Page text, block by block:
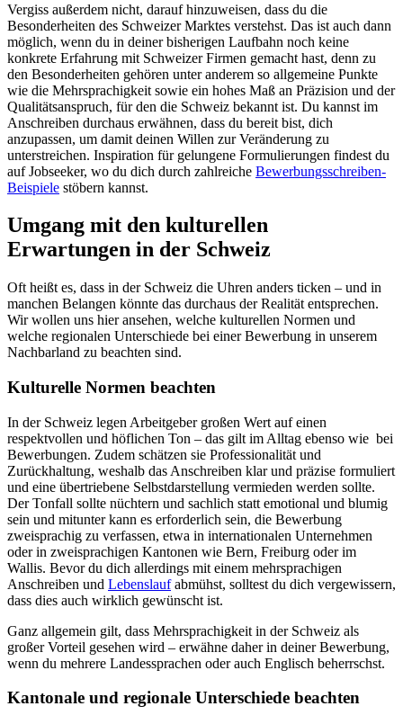
Vergiss außerdem nicht, darauf hinzuweisen, dass du die
Besonderheiten des Schweizer Marktes verstehst. Das ist auch dann
möglich, wenn du in deiner bisherigen Laufbahn noch keine
konkrete Erfahrung mit Schweizer Firmen gemacht hast, denn zu
den Besonderheiten gehören unter anderem so allgemeine Punkte
wie die Mehrsprachigkeit sowie ein hohes Maß an Präzision und der
Qualitätsanspruch, für den die Schweiz bekannt ist. Du kannst im
Anschreiben durchaus erwähnen, dass du bereit bist, dich
anzupassen, um damit deinen Willen zur Veränderung zu
unterstreichen. Inspiration für gelungene Formulierungen findest du
auf Jobseeker, wo du dich durch zahlreiche Bewerbungsschreiben-
Beispiele stöbern kannst.
Umgang mit den kulturellen
Erwartungen in der Schweiz
Oft heißt es, dass in der Schweiz die Uhren anders ticken – und in
manchen Belangen könnte das durchaus der Realität entsprechen.
Wir wollen uns hier ansehen, welche kulturellen Normen und
welche regionalen Unterschiede bei einer Bewerbung in unserem
Nachbarland zu beachten sind.
Kulturelle Normen beachten
In der Schweiz legen Arbeitgeber großen Wert auf einen
respektvollen und höflichen Ton – das gilt im Alltag ebenso wie bei
Bewerbungen. Zudem schätzen sie Professionalität und
Zurückhaltung, weshalb das Anschreiben klar und präzise formuliert
und eine übertriebene Selbstdarstellung vermieden werden sollte.
Der Tonfall sollte nüchtern und sachlich statt emotional und blumig
sein und mitunter kann es erforderlich sein, die Bewerbung
zweisprachig zu verfassen, etwa in internationalen Unternehmen
oder in zweisprachigen Kantonen wie Bern, Freiburg oder im
Wallis. Bevor du dich allerdings mit einem mehrsprachigen
Anschreiben und Lebenslaufabmühst, solltest du dich vergewissern,
dass dies auch wirklich gewünscht ist.
Ganz allgemein gilt, dass Mehrsprachigkeit in der Schweiz als
großer Vorteil gesehen wird – erwähne daher in deiner Bewerbung,
wenn du mehrere Landessprachen oder auch Englisch beherrschst.
Kantonale und regionale Unterschiede beachten